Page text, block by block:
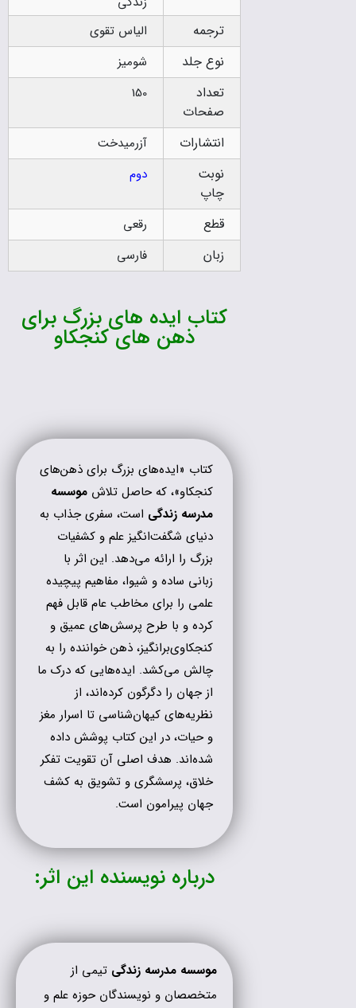
ترجمه الیاس تقوی
نوع جلد شومیز
تعداد
صفحات
150
انتشارات آزرمیدخت
نوبت
چاپ
دوم
قطع رقعی
زبان فارسی
کتاب ایده های بزرگ برای
ذهن های کنجکاو
کتاب «ایده‌های بزرگ برای ذهن‌های
کنجکاو»، که حاصل تلاش موسسه
مدرسه زندگی است، سفری جذاب به
دنیای شگفت‌انگیز علم و کشفیات
بزرگ را ارائه می‌دهد. این اثر با
زبانی ساده و شیوا، مفاهیم پیچیده
علمی را برای مخاطب عام قابل فهم
کرده و با طرح پرسش‌های عمیق و
کنجکاوی‌برانگیز، ذهن خواننده را به
چالش می‌کشد. ایده‌هایی که درک ما
از جهان را دگرگون کرده‌اند، از
نظریه‌های کیهان‌شناسی تا اسرار مغز
و حیات، در این کتاب پوشش داده
شده‌اند. هدف اصلی آن تقویت تفکر
خلاق، پرسشگری و تشویق به کشف
جهان پیرامون است.
درباره نویسنده این اثر:
موسسه مدرسه زندگی تیمی از
متخصصان و نویسندگان حوزه علم و